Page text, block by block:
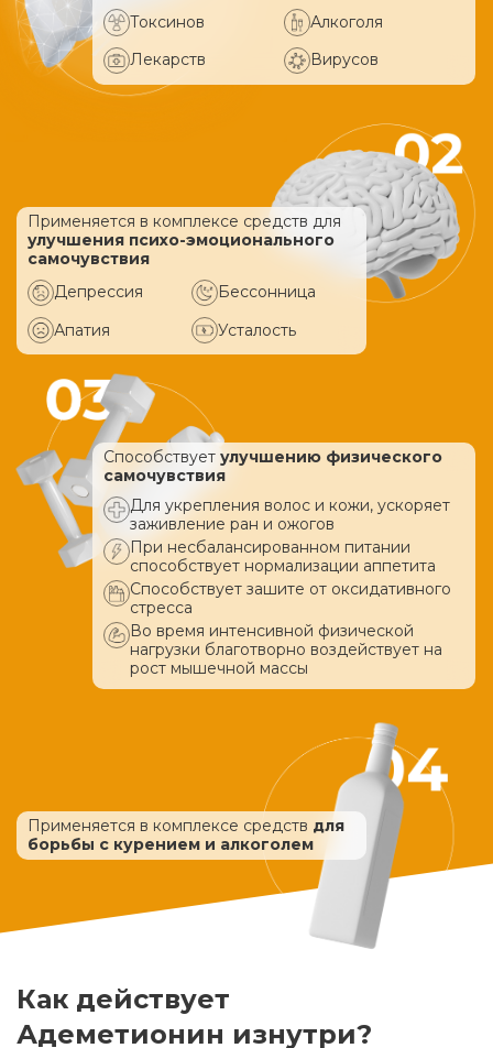
Токсинов
Алкоголя
Лекарств
Вирусов
Применяется в комплексе средств для
улучшения психо-эмоционального
самочувствия
Депрессия
Бессонница
Апатия
Усталость
Способствует улучшению физического
самочувствия
Для укрепления волос и кожи, ускоряет
заживление ран и ожогов
При несбалансированном питании
способствует нормализации аппетита
Способствует зашите от оксидативного
стресса
Во время интенсивной физической
нагрузки благотворно воздействует на
рост мышечной массы
Применяется в комплексе средств для
борьбы с курением и алкоголем
Как действует
Адеметионин изнутри?